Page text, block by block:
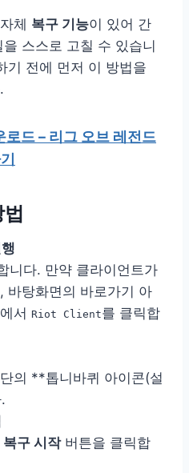
체 복구 기능이 있어 간
스스로 고칠 수 있습니
기 전에 먼저 이 방법을
드 – 리그 오브 레전드
니다. 만약 클라이언트가
바탕화면의 바로가기 아
서 Riot Client를 클릭합
의 **톱니바퀴 아이콘(설
복구 시작버튼을 클릭합